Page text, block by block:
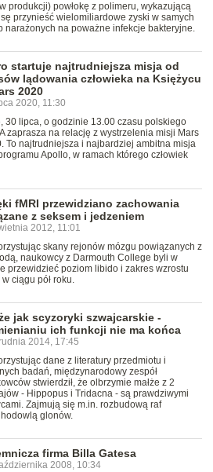
produkcji) powłokę z polimeru, wykazującą
przynieść wielomiliardowe zyski w samych
narażonych na poważne infekcje bakteryjne.
startuje najtrudniejsza misja od
lądowania człowieka na Księżycu
2020
2020, 11:30
30 lipca, o godzinie 13.00 czasu polskiego
zaprasza na relację z wystrzelenia misji Mars
To najtrudniejsza i najbardziej ambitna misja
Apollo, w ramach którego człowiek
fMRI przewidziano zachowania
z seksem i jedzeniem
2012, 11:01
skany rejonów mózgu powiązanych z
naukowcy z Darmouth College byli w
przewidzieć poziom libido i zakres wzrostu
ciągu pół roku.
jak scyzoryki szwajcarskie -
ich funkcji nie ma końca
2014, 17:45
dane z literatury przedmiotu i
badań, międzynarodowy zespół
stwierdził, że olbrzymie małże z 2
- Hippopus i Tridacna - są prawdziwymi
Zajmują się m.in. rozbudową raf
glonów.
firma Billa Gatesa
2008, 10:34